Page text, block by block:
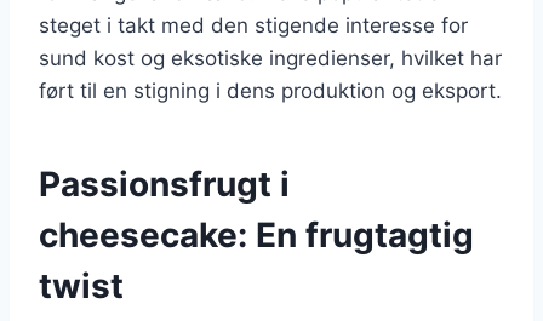
steget i takt med den stigende interesse for
sund kost og eksotiske ingredienser, hvilket har
ført til en stigning i dens produktion og eksport.
Passionsfrugt i
cheesecake: En frugtagtig
twist